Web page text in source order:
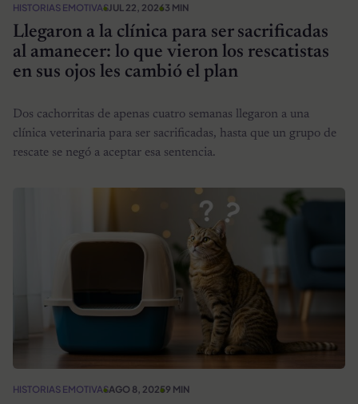
HISTORIAS EMOTIVASJUL 22, 20263 MIN
Llegaron a la clínica para ser sacrificadas
al amanecer: lo que vieron los rescatistas
en sus ojos les cambió el plan
Dos cachorritas de apenas cuatro semanas llegaron a una
clínica veterinaria para ser sacrificadas, hasta que un grupo de
rescate se negó a aceptar esa sentencia.
HISTORIAS EMOTIVASAGO 8, 20259 MIN